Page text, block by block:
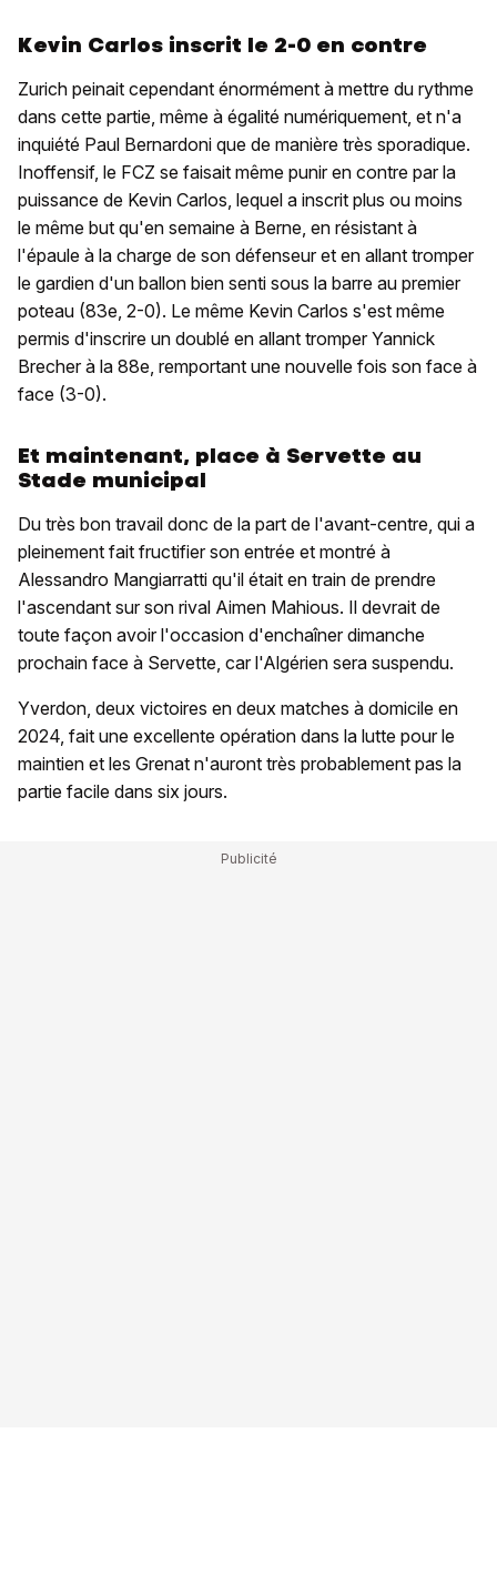
Kevin Carlos inscrit le 2-0 en contre
Zurich peinait cependant énormément à mettre du rythme
dans cette partie, même à égalité numériquement, et n'a
inquiété Paul Bernardoni que de manière très sporadique.
Inoffensif, le FCZ se faisait même punir en contre par la
puissance de Kevin Carlos, lequel a inscrit plus ou moins
le même but qu'en semaine à Berne, en résistant à
l'épaule à la charge de son défenseur et en allant tromper
le gardien d'un ballon bien senti sous la barre au premier
poteau (83e, 2-0). Le même Kevin Carlos s'est même
permis d'inscrire un doublé en allant tromper Yannick
Brecher à la 88e, remportant une nouvelle fois son face à
face (3-0).
Et maintenant, place à Servette au
Stade municipal
Du très bon travail donc de la part de l'avant-centre, qui a
pleinement fait fructifier son entrée et montré à
Alessandro Mangiarratti qu'il était en train de prendre
l'ascendant sur son rival Aimen Mahious. Il devrait de
toute façon avoir l'occasion d'enchaîner dimanche
prochain face à Servette, car l'Algérien sera suspendu.
Yverdon, deux victoires en deux matches à domicile en
2024, fait une excellente opération dans la lutte pour le
maintien et les Grenat n'auront très probablement pas la
partie facile dans six jours.